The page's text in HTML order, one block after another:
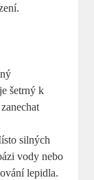
šetrný k
silných
vody nebo
lepidla.